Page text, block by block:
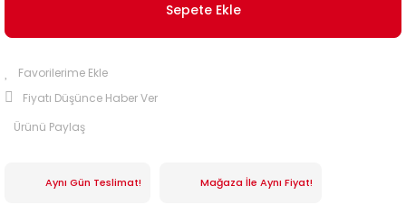
Sepete Ekle
Fiyatı Düşünce Haber Ver
Ürünü Paylaş
Aynı Gün Teslimat! Mağaza İle Aynı Fiyat!